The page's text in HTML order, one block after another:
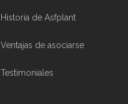
Historia de Asfplant
Ventajas de asociarse
Testimoniales